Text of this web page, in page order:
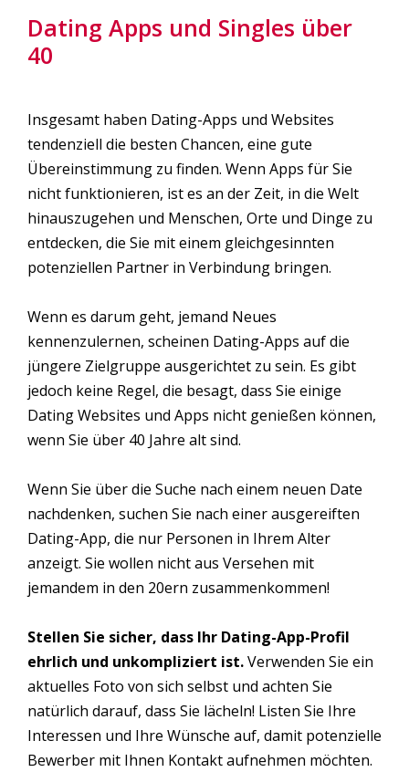
Dating Apps und Singles über
40
Insgesamt haben Dating-Apps und Websites
tendenziell die besten Chancen, eine gute
Übereinstimmung zu finden. Wenn Apps für Sie
nicht funktionieren, ist es an der Zeit, in die Welt
hinauszugehen und Menschen, Orte und Dinge zu
entdecken, die Sie mit einem gleichgesinnten
potenziellen Partner in Verbindung bringen.
Wenn es darum geht, jemand Neues
kennenzulernen, scheinen Dating-Apps auf die
jüngere Zielgruppe ausgerichtet zu sein. Es gibt
jedoch keine Regel, die besagt, dass Sie einige
Dating Websites und Apps nicht genießen können,
wenn Sie über 40 Jahre alt sind.
Wenn Sie über die Suche nach einem neuen Date
nachdenken, suchen Sie nach einer ausgereiften
Dating-App, die nur Personen in Ihrem Alter
anzeigt. Sie wollen nicht aus Versehen mit
jemandem in den 20ern zusammenkommen!
Stellen Sie sicher, dass Ihr Dating-App-Profil
ehrlich und unkompliziert ist.Verwenden Sie ein
aktuelles Foto von sich selbst und achten Sie
natürlich darauf, dass Sie lächeln! Listen Sie Ihre
Interessen und Ihre Wünsche auf, damit potenzielle
Bewerber mit Ihnen Kontakt aufnehmen möchten.